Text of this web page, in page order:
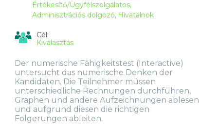
Értékesítő/Ügyfélszolgálatos
Adminisztrációs dolgozó Hivatalnok
Cél:
Kiválasztás
Der numerische Fähigkeitstest (Interactive)
untersucht das numerische Denken der
Kandidaten. Die Teilnehmer müssen
unterschiedliche Rechnungen durchführen,
Graphen und andere Aufzeichnungen ablesen
und aufgrund diesen die richtigen
Folgerungen ableiten.